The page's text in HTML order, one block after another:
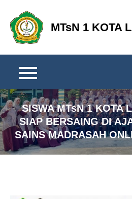
content
MTsN 1 KOTA
SISWA MTsN 1 KOTA
SIAP BERSAING DI
SAINS MADRASAH